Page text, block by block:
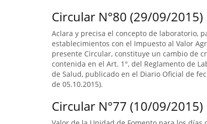
Circular N°80 (29/09/2015)
Aclara y precisa el concepto de laboratorio,
establecimientos con el Impuesto al Valor
presente Circular, constituye un cambio de
contenida en el Art. 1°, del Reglamento de
de Salud, publicado en el Diario Oficial de
de 05.10.2015).
Circular N°77 (10/09/2015)